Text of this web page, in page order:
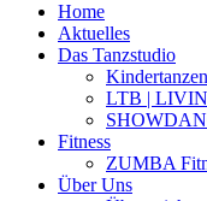
Home
Aktuelles
Das Tanzstudio
Kindertanzen
LTB |
Fitness
ZUMBA
Über Uns